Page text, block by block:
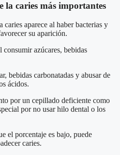
la caries más importantes
caries aparece al haber bacterias y
su aparición.
azúcares, bebidas
bebidas carbonatadas y abusar de
ácidos.
por un cepillado deficiente como
por no usar hilo dental o los
el porcentaje es bajo, puede
caries.